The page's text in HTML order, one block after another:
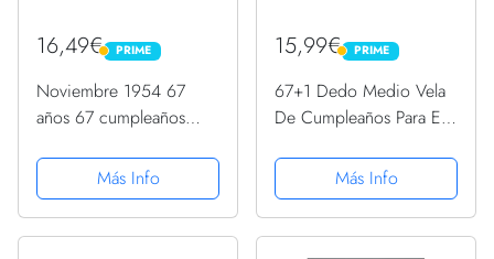
16,49€ PRIME
PRIME
Noviembre 1954 67
años 67 cumpleaños
CamisetaMás Info
15,99€ PRIME
PRIME
67+1 Dedo Medio Vela
De Cumpleaños Para El
CamisetaMás Info